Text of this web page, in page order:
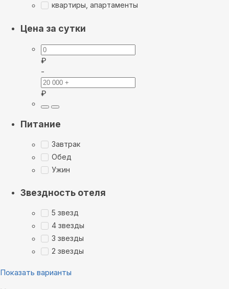
квартиры, апартаменты
Цена за сутки
₽
-
₽
Питание
Завтрак
Обед
Ужин
Звездность отеля
5 звезд
4 звезды
3 звезды
2 звезды
Показать варианты